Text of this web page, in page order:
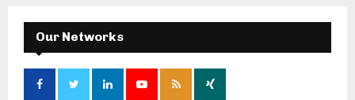
Our Networks